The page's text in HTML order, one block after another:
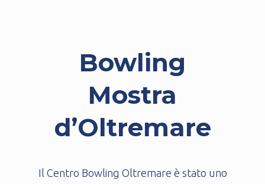
Bowling
Mostra
d’Oltremare
Il Centro Bowling Oltremare è stato uno